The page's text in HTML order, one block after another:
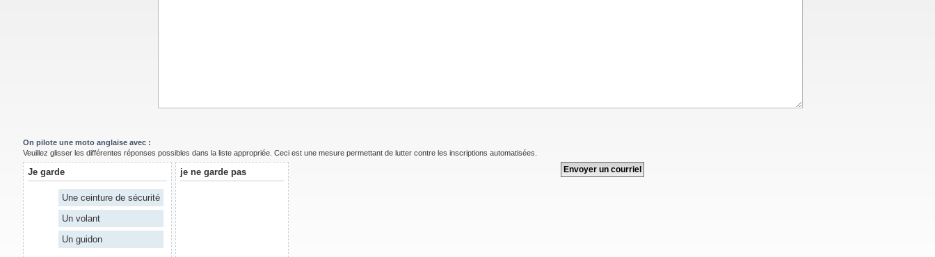
On pilote une moto anglaise avec :
Veuillez glisser les différentes réponses possibles dans la liste appropriée. Ceci est une mesure permettant de lutter contre les inscriptions automatisées.
Je garde
Une ceinture de sécurité
Un volant
Un guidon
je ne garde pas